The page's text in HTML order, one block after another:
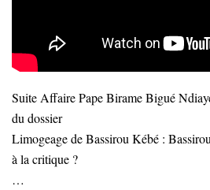
Suite Affaire Pape Birame Bigué
du dossier
Limogeage de Bassirou Kébé :
à la critique ?
…